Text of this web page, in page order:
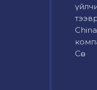
Сө...